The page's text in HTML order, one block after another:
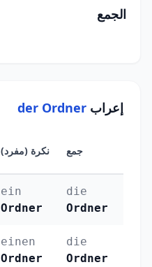
الجمع
إعراب der Ordner
نكرة (مفرد) جمع
ein
Ordner
die
Ordner
einen
Ordner
die
Ordner